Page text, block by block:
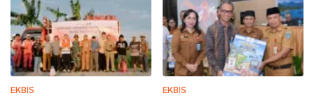
EKBIS EKBIS